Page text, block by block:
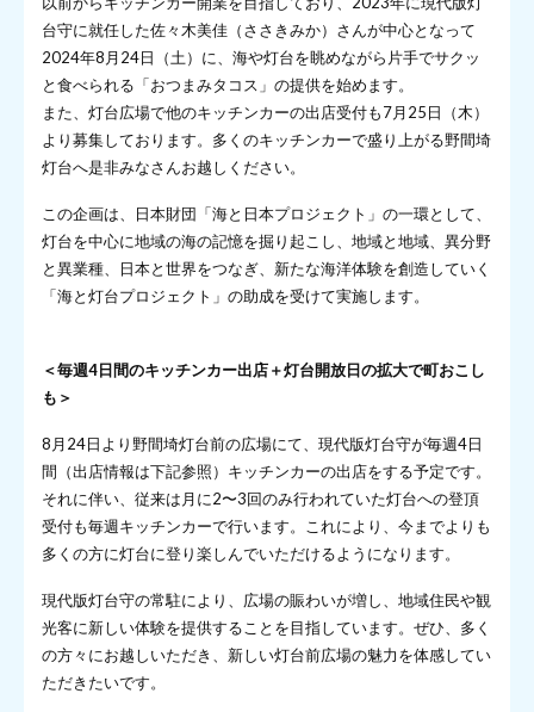
台守に就任した佐々木美佳（ささきみか）さんが中心となって
2024年8月24日（土）に、海や灯台を眺めながら片手でサクッ
と食べられる「おつまみタコス」の提供を始めます。
また、灯台広場で他のキッチンカーの出店受付も7月25日（木）
より募集しております。多くのキッチンカーで盛り上がる野間埼
灯台へ是非みなさんお越しください。
この企画は、日本財団「海と日本プロジェクト」の一環として、
灯台を中心に地域の海の記憶を掘り起こし、地域と地域、異分野
と異業種、⽇本と世界をつなぎ、新たな海洋体験を創造していく
「海と灯台プロジェクト」の助成を受けて実施します。
＜毎週4日間のキッチンカー出店＋灯台開放日の拡大で町おこし
も＞
8月24日より野間埼灯台前の広場にて、現代版灯台守が毎週4日
間（出店情報は下記参照）キッチンカーの出店をする予定です。
それに伴い、従来は月に2〜3回のみ行われていた灯台への登頂
受付も毎週キッチンカーで行います。これにより、今までよりも
多くの方に灯台に登り楽しんでいただけるようになります。
現代版灯台守の常駐により、広場の賑わいが増し、地域住民や観
光客に新しい体験を提供することを目指しています。ぜひ、多く
の方々にお越しいただき、新しい灯台前広場の魅力を体感してい
ただきたいです。